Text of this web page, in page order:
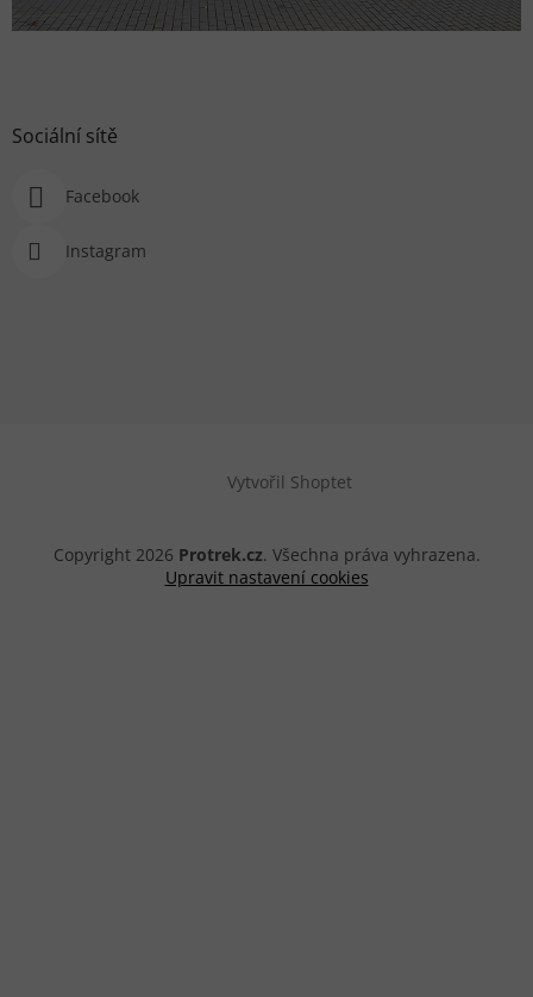
Sociální sítě
Facebook
Instagram
Vytvořil Shoptet
Copyright 2026 Protrek.cz. Všechna práva vyhrazena.
Upravit nastavení cookies